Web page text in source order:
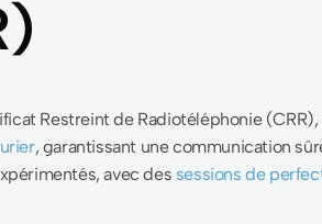
Restreint de Radiotéléphonie
, garantissant une communication
avec des sessions de